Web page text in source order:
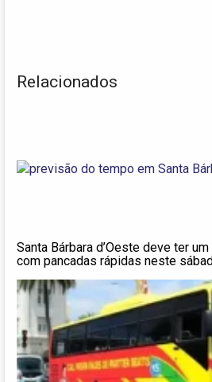
Relacionados
Santa Bárbara d’Oeste deve ter
com pancadas rápidas neste